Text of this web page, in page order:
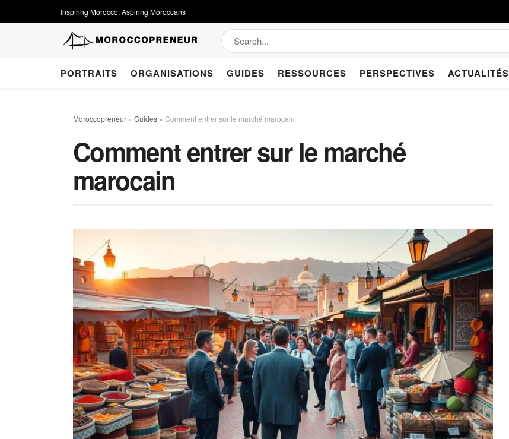
Inspiring Morocco, Aspiring Moroccans
PORTRAITS ORGANISATIONS GUIDES RESSOURCES PERSPECTIVES ACTUALITÉS
Moroccopreneur » Guides » Comment entrer sur le marché marocain
Comment entrer sur le marché
marocain